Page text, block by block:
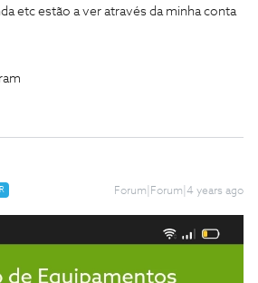
etc estão a ver através da minha conta
Forum|Forum|4 years ago